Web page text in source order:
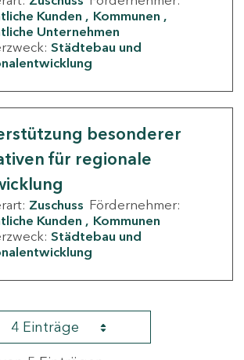
Kunden
Kommunen
Unternehmen
Städtebau und
besonderer
für regionale
Zuschuss Fördernehmer:
Kunden
Kommunen
Städtebau und
4 Einträge